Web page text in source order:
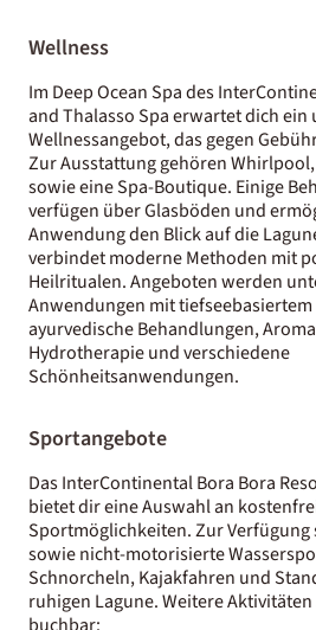
Wellness
Im Deep Ocean Spa des
and Thalasso Spa erwartet dich ein
Wellnessangebot, das gegen
Zur Ausstattung gehören
sowie eine Spa-Boutique. Einige
verfügen über Glasböden und
Anwendung den Blick auf die
verbindet moderne Methoden mit
Heilritualen. Angeboten werden
Anwendungen mit tiefseebasiertem
ayurvedische Behandlungen,
Hydrotherapie und verschiedene
Schönheitsanwendungen.
Sportangebote
Das InterContinental Bora Bora
bietet dir eine Auswahl an
Sportmöglichkeiten. Zur Verfügung
sowie nicht-motorisierte
Schnorcheln, Kajakfahren und
ruhigen Lagune. Weitere